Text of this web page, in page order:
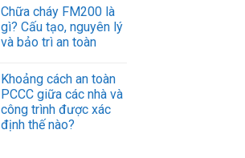
Chữa cháy FM200 là
gì? Cấu tạo, nguyên lý
và bảo trì an toàn
Khoảng cách an toàn
PCCC giữa các nhà và
công trình được xác
định thế nào?